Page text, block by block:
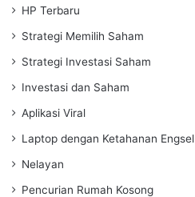
HP Terbaru
Strategi Memilih Saham
Strategi Investasi Saham
Investasi dan Saham
Aplikasi Viral
Laptop dengan Ketahanan Engsel
Nelayan
Pencurian Rumah Kosong